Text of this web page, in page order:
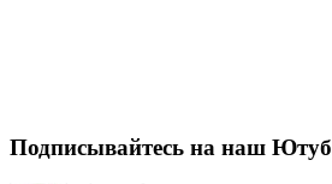
Подписывайтесь на наш Ютуб